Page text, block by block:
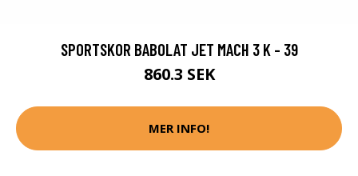
SPORTSKOR BABOLAT JET MACH 3 K - 39
860.3 SEK
MER INFO!